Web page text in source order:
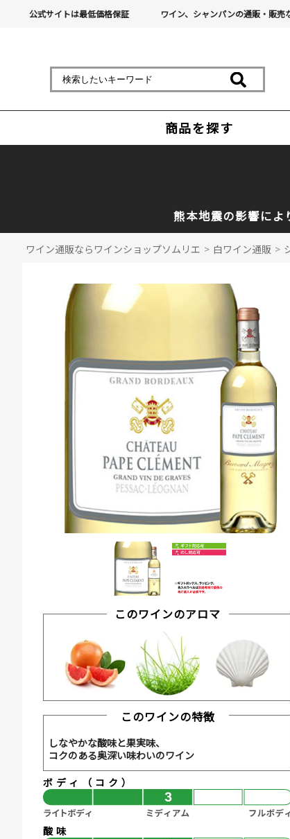
公式サイトは最低価格保証 ワイン、シャンパンの通販・販売
商品を探す
熊本地震の影響によ
ワイン通販ならワインショップソムリエ > 白ワイン通販 >
このワインのアロマ
このワインの特徴
しなやかな酸味と果実味、
コクのある奥深い味わいのワイン
ボディ（コク）
酸味